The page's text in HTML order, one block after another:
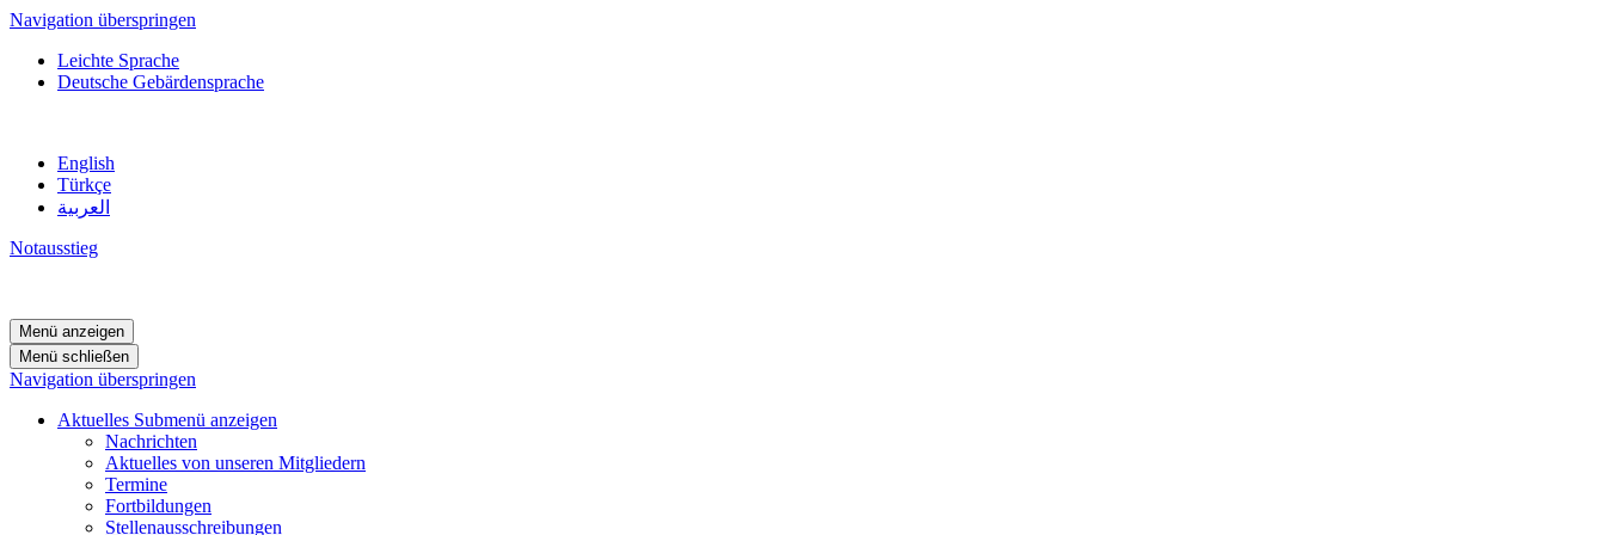
Navigation überspringen
Leichte Sprache
Deutsche Gebärdensprache
English
Türkçe
العربية
Notausstieg
Menü anzeigen
Menü schließen
Navigation überspringen
Aktuelles Submenü anzeigen
Nachrichten
Aktuelles von unseren Mitgliedern
Termine
Fortbildungen
Stellenausschreibungen